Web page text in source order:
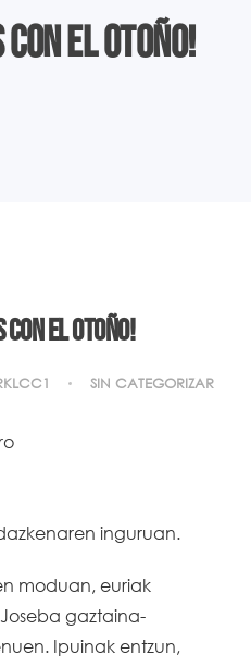
con el otoño!
con el otoño!
SIN CATEGORIZAR
inguruan.
moduan, euriak
gaztaina-
Ipuinak entzun,